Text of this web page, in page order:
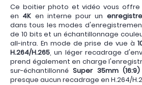
Ce boitier photo et vidéo vous
en 4K en interne pour un
dans tous les modes
de 10 bits et un échantillonnage
all-intra. En mode de prise de vue à
H.264/H.265, un léger recadrage
prend également en charge
sur-échantillonnéSuper 35mm
presque aucun recadrage en H.264/